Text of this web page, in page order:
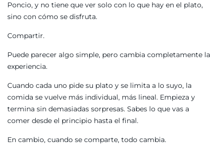
Poncio, y no tiene que ver solo con lo que hay en el plato,
sino con cómo se disfruta.
Compartir.
Puede parecer algo simple, pero cambia completamente la
experiencia.
Cuando cada uno pide su plato y se limita a lo suyo, la
comida se vuelve más individual, más lineal. Empieza y
termina sin demasiadas sorpresas. Sabes lo que vas a
comer desde el principio hasta el final.
En cambio, cuando se comparte, todo cambia.